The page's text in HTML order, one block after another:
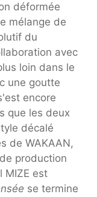
déformée
mélange de
du
avec
loin dans le
une goutte
encore
que les deux
décalé
de WAKAAN,
production
MIZE est
se termine